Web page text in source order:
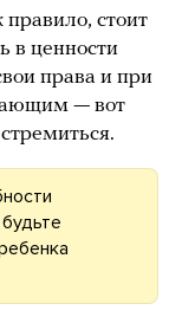
стоит
в ценности
права и при
— вот